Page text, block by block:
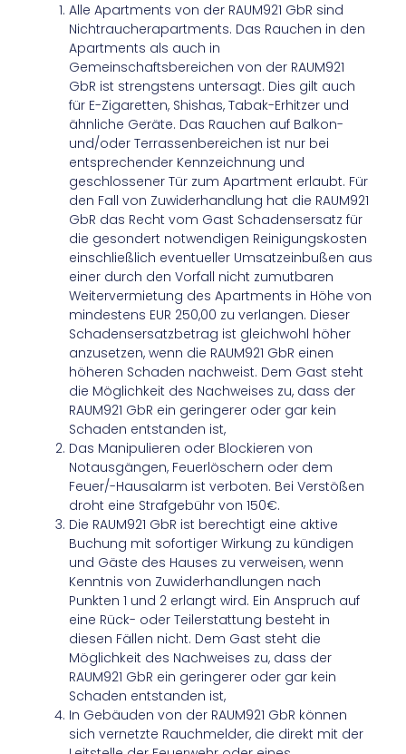
Alle Apartments von der RAUM921 GbR sind
Nichtraucherapartments. Das Rauchen in den
Apartments als auch in
Gemeinschaftsbereichen von der RAUM921
GbR ist strengstens untersagt. Dies gilt auch
für E-Zigaretten, Shishas, Tabak-Erhitzer und
ähnliche Geräte. Das Rauchen auf Balkon-
und/oder Terrassenbereichen ist nur bei
entsprechender Kennzeichnung und
geschlossener Tür zum Apartment erlaubt. Für
den Fall von Zuwiderhandlung hat die RAUM921
GbR das Recht vom Gast Schadensersatz für
die gesondert notwendigen Reinigungskosten
einschließlich eventueller Umsatzeinbußen aus
einer durch den Vorfall nicht zumutbaren
Weitervermietung des Apartments in Höhe von
mindestens EUR 250,00 zu verlangen. Dieser
Schadensersatzbetrag ist gleichwohl höher
anzusetzen, wenn die RAUM921 GbR einen
höheren Schaden nachweist. Dem Gast steht
die Möglichkeit des Nachweises zu, dass der
RAUM921 GbR ein geringerer oder gar kein
Schaden entstanden ist,
Das Manipulieren oder Blockieren von
Notausgängen, Feuerlöschern oder dem
Feuer/-Hausalarm ist verboten. Bei Verstößen
droht eine Strafgebühr von 150€.
Die RAUM921 GbR ist berechtigt eine aktive
Buchung mit sofortiger Wirkung zu kündigen
und Gäste des Hauses zu verweisen, wenn
Kenntnis von Zuwiderhandlungen nach
Punkten 1 und 2 erlangt wird. Ein Anspruch auf
eine Rück- oder Teilerstattung besteht in
diesen Fällen nicht. Dem Gast steht die
Möglichkeit des Nachweises zu, dass der
RAUM921 GbR ein geringerer oder gar kein
Schaden entstanden ist,
In Gebäuden von der RAUM921 GbR können
sich vernetzte Rauchmelder, die direkt mit der